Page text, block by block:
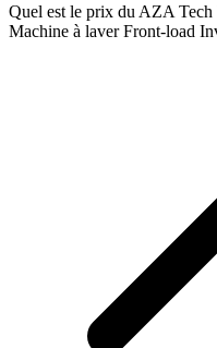
Quel est le prix du AZA
Machine à laver Front-load